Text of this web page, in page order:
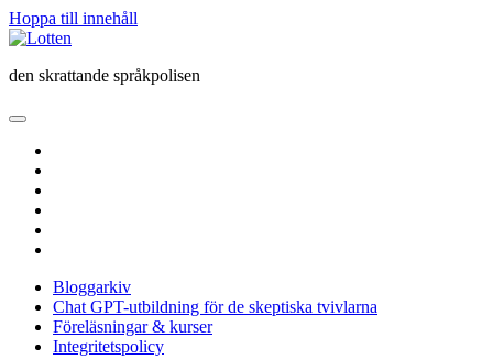
Hoppa till innehåll
Lotten
den skrattande språkpolisen
öppna
meny
Bloggarkiv
Chat GPT-utbildning för de skeptiska tvivlarna
Föreläsningar & kurser
Integritetspolicy